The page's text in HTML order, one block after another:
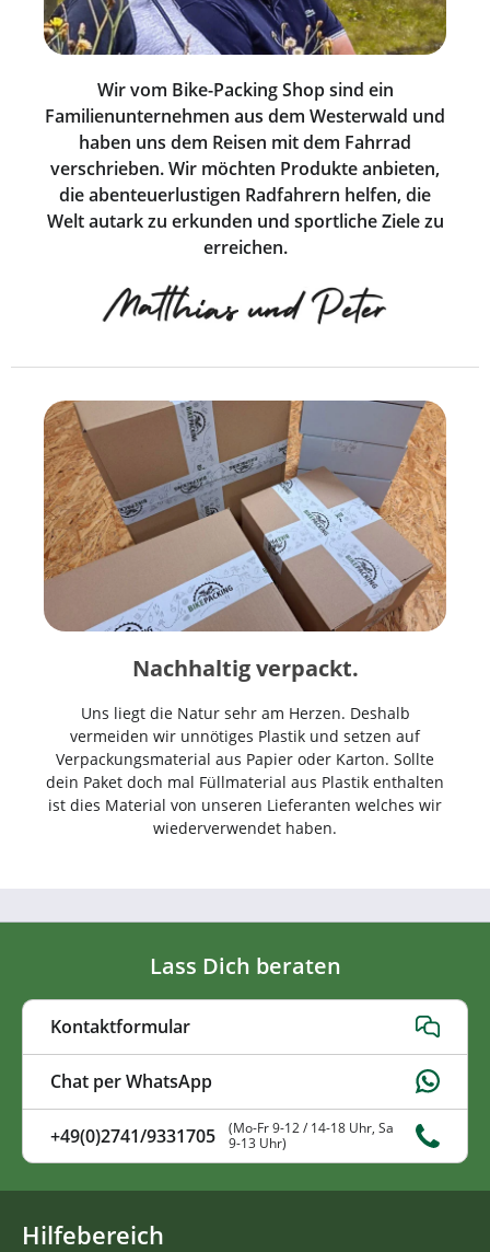
Wir vom Bike-Packing Shop sind ein
Familienunternehmen aus dem Westerwald und
haben uns dem Reisen mit dem Fahrrad
verschrieben. Wir möchten Produkte anbieten,
die abenteuerlustigen Radfahrern helfen, die
Welt autark zu erkunden und sportliche Ziele zu
erreichen.
Nachhaltig verpackt.
Uns liegt die Natur sehr am Herzen. Deshalb
vermeiden wir unnötiges Plastik und setzen auf
Verpackungsmaterial aus Papier oder Karton. Sollte
dein Paket doch mal Füllmaterial aus Plastik enthalten
ist dies Material von unseren Lieferanten welches wir
wiederverwendet haben.
Lass Dich beraten
Kontaktformular
Chat per WhatsApp
+49(0)2741/9331705
(Mo-Fr 9-12 / 14-18 Uhr, Sa
9-13 Uhr)
Hilfebereich